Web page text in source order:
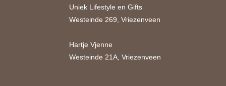
Uniek Lifestyle en Gifts
Westeinde 269, Vriezenveen
Hartje Vjenne
Westeinde 21A, Vriezenveen